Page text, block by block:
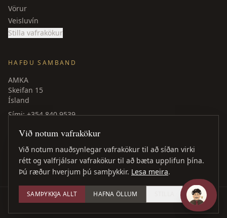
Vörur
Veisluvín
Stilla vafrakökur
HAFÐU SAMBAND
AMKA
Skeifan 15
Ísland
Sími: +354 840 9539
Facebook
LinkedIn
©2026 AMKA · Öll réttindi áskilin
Við notum vafrakökur
Við notum nauðsynlegar vafrakökur til að síðan virki
rétt og valfrjálsar vafrakökur til að bæta upplifun þína.
Þú ræður hverjum þú samþykkir. Lesa meira.
SAMÞYKKJA ALLT HAFNA ÖLLUM